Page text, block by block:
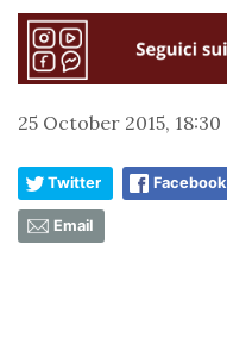
25 October 2015, 18:30
Twitter Facebook
Email